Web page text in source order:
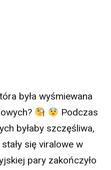
była wyśmiewana
Podczas
byłaby szczęśliwa,
się viralowe w
pary zakończyło